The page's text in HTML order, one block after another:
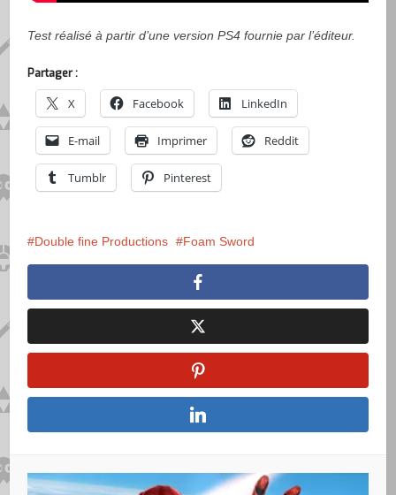
Test réalisé à partir d’une version PS4 fournie par l’éditeur.
Partager :
X Facebook LinkedIn
E-mail Imprimer Reddit
Tumblr Pinterest
Double fine Productions Foam Sword